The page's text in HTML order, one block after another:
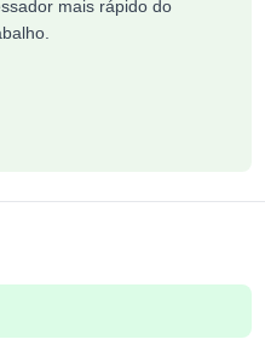
mais rápido do
Socket AM4, Cache